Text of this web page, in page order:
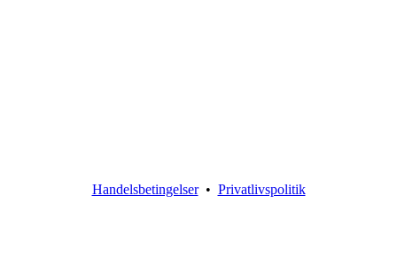
Handelsbetingelser• Privatlivspolitik